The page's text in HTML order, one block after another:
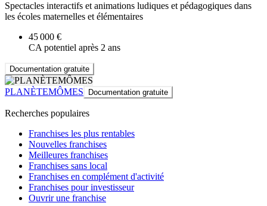
Spectacles interactifs et animations ludiques et pédagogiques dans
les écoles maternelles et élémentaires
45 000 €
CA potentiel après 2 ans
Documentation gratuite
PLANÈTEMÔMES Documentation gratuite
Recherches populaires
Franchises les plus rentables
Nouvelles franchises
Meilleures franchises
Franchises sans local
Franchises en complément d'activité
Franchises pour investisseur
Ouvrir une franchise